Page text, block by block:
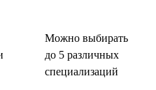
Можно выбирать
до 5 различных
специализаций